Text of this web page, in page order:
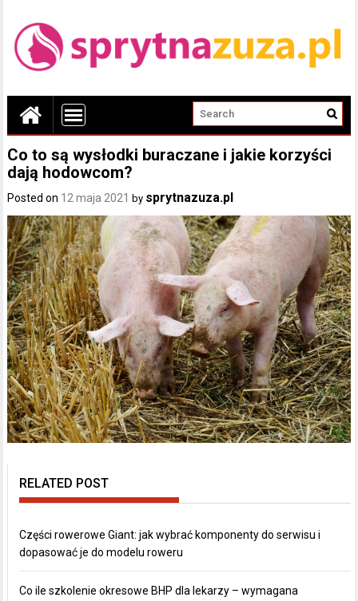
Co to są wysłodki buraczane i jakie korzyści
dają hodowcom?
Posted on 12 maja 2021 by sprytnazuza.pl
RELATED POST
Części rowerowe Giant: jak wybrać komponenty do serwisu i
dopasować je do modelu roweru
Co ile szkolenie okresowe BHP dla lekarzy – wymagana